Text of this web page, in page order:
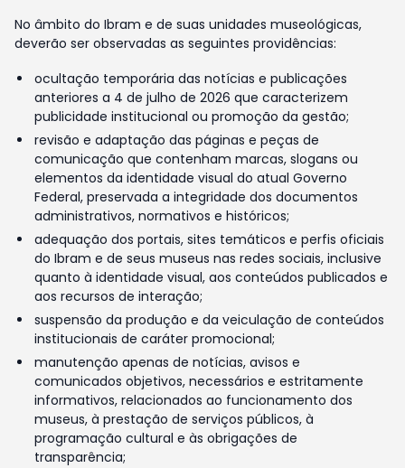
No âmbito do Ibram e de suas unidades museológicas,
deverão ser observadas as seguintes providências:
ocultação temporária das notícias e publicações
anteriores a 4 de julho de 2026 que caracterizem
publicidade institucional ou promoção da gestão;
revisão e adaptação das páginas e peças de
comunicação que contenham marcas, slogans ou
elementos da identidade visual do atual Governo
Federal, preservada a integridade dos documentos
administrativos, normativos e históricos;
adequação dos portais, sites temáticos e perfis oficiais
do Ibram e de seus museus nas redes sociais, inclusive
quanto à identidade visual, aos conteúdos publicados e
aos recursos de interação;
suspensão da produção e da veiculação de conteúdos
institucionais de caráter promocional;
manutenção apenas de notícias, avisos e
comunicados objetivos, necessários e estritamente
informativos, relacionados ao funcionamento dos
museus, à prestação de serviços públicos, à
programação cultural e às obrigações de
transparência;